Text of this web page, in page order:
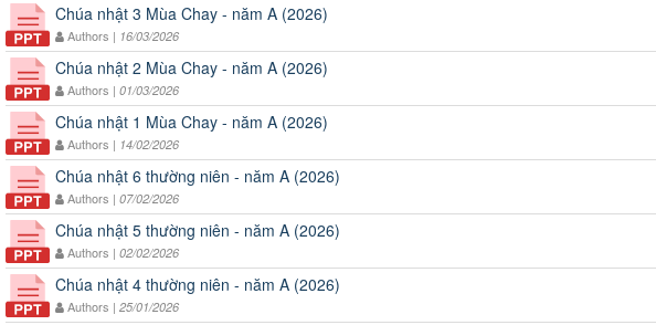
Chúa nhật 3 Mùa Chay - năm A (2026)
Authors | 16/03/2026
Chúa nhật 2 Mùa Chay - năm A (2026)
Authors | 01/03/2026
Chúa nhật 1 Mùa Chay - năm A (2026)
Authors | 14/02/2026
Chúa nhật 6 thường niên - năm A (2026)
Authors | 07/02/2026
Chúa nhật 5 thường niên - năm A (2026)
Authors | 02/02/2026
Chúa nhật 4 thường niên - năm A (2026)
Authors | 25/01/2026